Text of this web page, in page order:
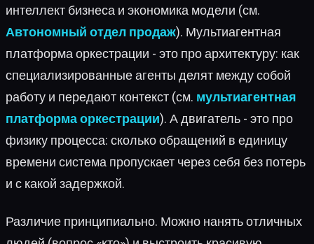
интеллект бизнеса и экономика модели (см.
Автономный отдел продаж). Мультиагентная
платформа оркестрации - это про архитектуру: как
специализированные агенты делят между собой
работу и передают контекст (см. мультиагентная
платформа оркестрации). А двигатель - это про
физику процесса: сколько обращений в единицу
времени система пропускает через себя без потерь
и с какой задержкой.
Различие принципиально. Можно нанять отличных